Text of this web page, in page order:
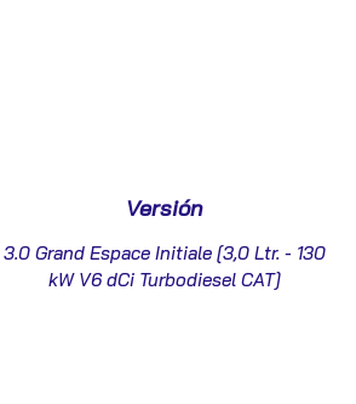
Versión
3.0 Grand Espace Initiale [3,0 Ltr. - 130
kW V6 dCi Turbodiesel CAT]